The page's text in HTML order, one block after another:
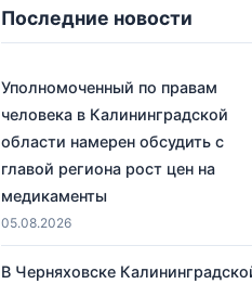
Последние новости
Уполномоченный по правам
человека в Калининградской
области намерен обсудить с
главой региона рост цен на
медикаменты
05.08.2026
В Черняховске